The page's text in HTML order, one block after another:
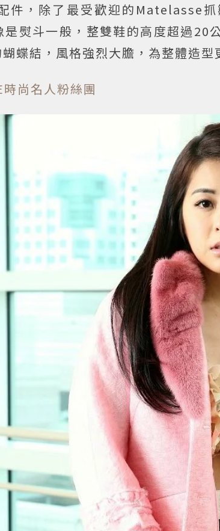
件，除了最受歡迎的Matelasse
是熨斗一般，整雙鞋的高度超過20
蝶結，風格強烈大膽，為整體造型
尚名人粉絲團